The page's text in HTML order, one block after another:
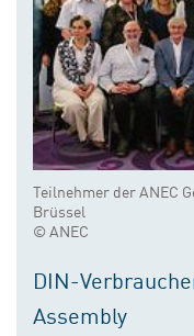
Teilnehmer der ANEC
Brüssel
© ANEC
DIN-
Assembly